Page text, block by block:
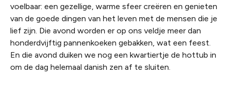
voelbaar: een gezellige, warme sfeer creëren en genieten
van de goede dingen van het leven met de mensen die je
lief zijn. Die avond worden er op ons veldje meer dan
honderdvijftig pannenkoeken gebakken, wat een feest.
En die avond duiken we nog een kwartiertje de hottub in
om de dag helemaal danish zen af te sluiten.